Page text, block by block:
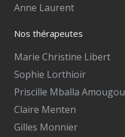
Anne Laurent
Nos thérapeutes
Marie Christine Libert
Sophie Lorthioir
Priscille Mballa Amougou
Claire Menten
Gilles Monnier